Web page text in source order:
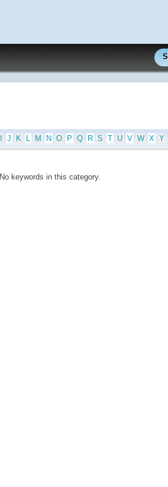
J K L M N O P Q R S T U V W X Y
No keywords in this category.